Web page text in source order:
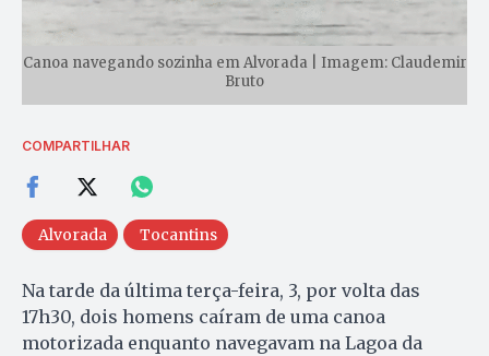
Canoa navegando sozinha em Alvorada | Imagem: Claudemir
Bruto
COMPARTILHAR
Alvorada Tocantins
Na tarde da última terça-feira, 3, por volta das
17h30, dois homens caíram de uma canoa
motorizada enquanto navegavam na Lagoa da